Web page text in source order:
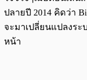
ปลายปี 2014 คิดว่า
จะมาเปลี่ยนแปลงระ
หน้า